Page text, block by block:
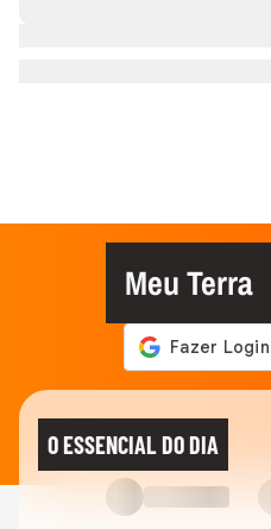
Meu Terra
O ESSENCIAL DO DIA